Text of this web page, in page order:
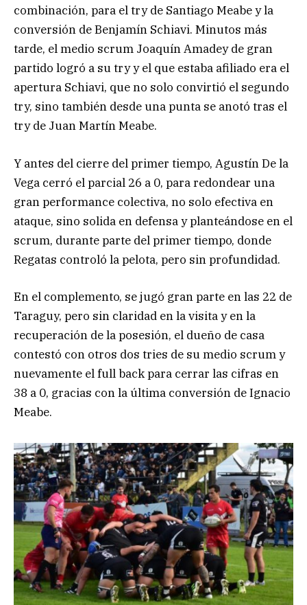
combinación, para el try de Santiago Meabe y la
conversión de Benjamín Schiavi. Minutos más
tarde, el medio scrum Joaquín Amadey de gran
partido logró a su try y el que estaba afiliado era el
apertura Schiavi, que no solo convirtió el segundo
try, sino también desde una punta se anotó tras el
try de Juan Martín Meabe.
Y antes del cierre del primer tiempo, Agustín De la
Vega cerró el parcial 26 a 0, para redondear una
gran performance colectiva, no solo efectiva en
ataque, sino solida en defensa y planteándose en el
scrum, durante parte del primer tiempo, donde
Regatas controló la pelota, pero sin profundidad.
En el complemento, se jugó gran parte en las 22 de
Taraguy, pero sin claridad en la visita y en la
recuperación de la posesión, el dueño de casa
contestó con otros dos tries de su medio scrum y
nuevamente el full back para cerrar las cifras en
38 a 0, gracias con la última conversión de Ignacio
Meabe.